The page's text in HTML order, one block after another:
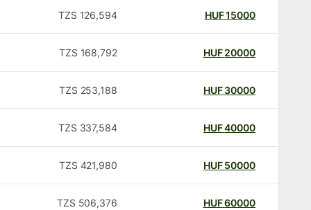
15000
HUF
126,594
TZS
20000
HUF
168,792
TZS
30000
HUF
253,188
TZS
40000
HUF
337,584
TZS
50000
HUF
421,980
TZS
60000
HUF
506,376
TZS